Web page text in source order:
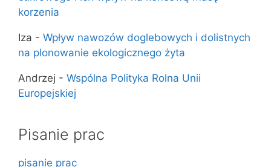
korzenia
Iza - Wpływ nawozów doglebowych i dolistnych
na plonowanie ekologicznego żyta
Andrzej - Wspólna Polityka Rolna Unii
Europejskiej
Pisanie prac
pisanie prac